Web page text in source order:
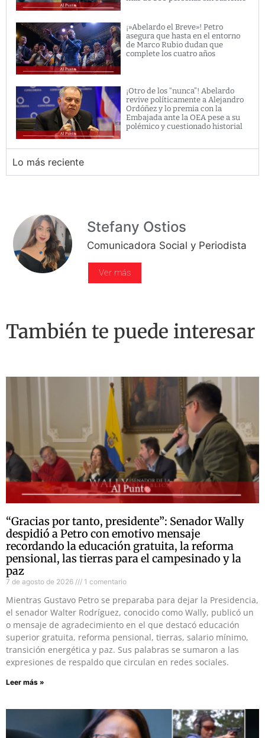
¡»Abelardo el Breve»! Petro
asegura que hasta en el entorno
de Marco Rubio dudan que
complete los cuatro años
¡Otro de los “nunca”! Abelardo
revive políticamente a Alejandro
Ordóñez y lo premia con la
Embajada ante la OEA pese a su
polémico y cuestionado historial
Lo más reciente
Stefany Ostios
Comunicadora Social y Periodista
Ver más
También te puede interesar
“Gracias por tanto, presidente”: Senador Wally
despidió a Petro con emotivo mensaje
recordando la educación gratuita, la reforma
pensional, las tierras para el campesinado y la
paz
7 de agosto de 2026 1 comentario
Mientras Gustavo Petro se preparaba para dejar la Presidencia,
el senador Walter Rodríguez, conocido como Wally, publicó un
o mensaje de agradecimiento en el que destacó educación
superior gratuita, reforma pensional, tierras, salario mínimo,
transición energética y paz. Sus palabras se sumaron a las
expresiones de respaldo que circulan en redes sociales.
Leer más »